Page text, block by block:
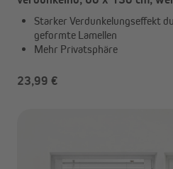
Starker Verdunkelungseffekt
geformte Lamellen
Mehr Privatsphäre
23,99 €